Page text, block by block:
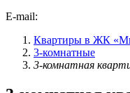
E-mail:
Квартиры в ЖК
3-комнатные
3-комнатная